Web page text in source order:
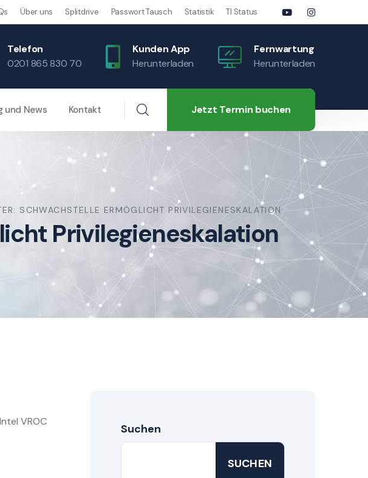
Über uns Splitdrive Passwort Tausch Statistik TI Status
Telefon
0201 865 830 70
Kunden App
Herunterladen
Fernwartung
Herunterladen
und News Kontakt Jetzt Termin buchen
SCHWACHSTELLE ERMÖGLICHT PRIVILEGIENESKALATION
Privilegieneskalation
VROC
Suchen
SUCHEN